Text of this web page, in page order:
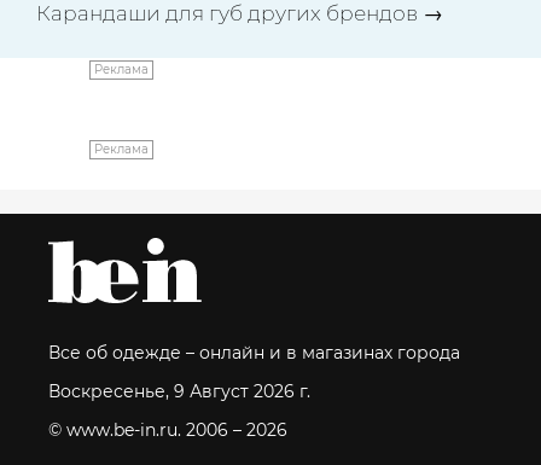
Карандаши для губ других брендов →
Реклама
Реклама
Все об одежде – онлайн и в магазинах города
Воскресенье, 9 Август 2026 г.
© www.be-in.ru. 2006 – 2026